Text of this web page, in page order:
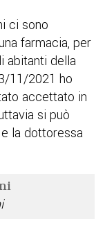
ci sono
farmacia, per
abitanti della
11/2021 ho
accettato in
si può
la dottoressa